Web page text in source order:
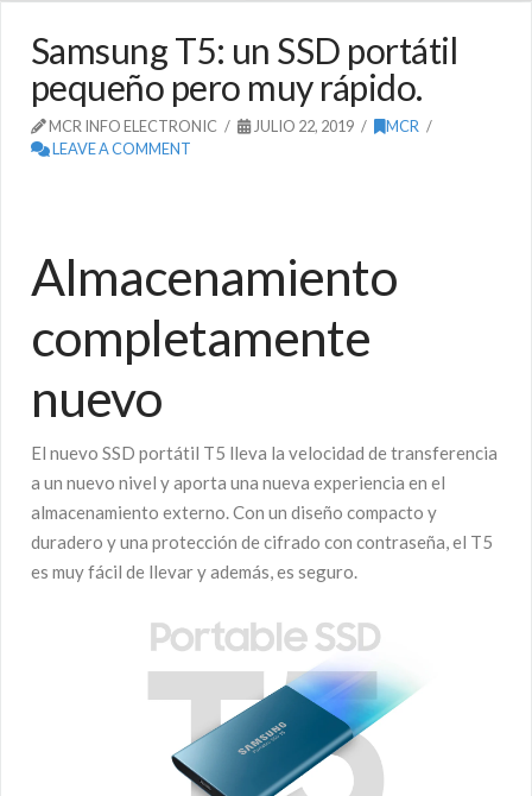
Samsung T5: un SSD portátil
pequeño pero muy rápido.
MCR INFO ELECTRONIC JULIO 22, 2019
MCR
LEAVE A COMMENT
Almacenamiento
completamente
nuevo
El nuevo SSD portátil T5 lleva la velocidad de transferencia
a un nuevo nivel y aporta una nueva experiencia en el
almacenamiento externo. Con un diseño compacto y
duradero y una protección de cifrado con contraseña, el T5
es muy fácil de llevar y además, es seguro.